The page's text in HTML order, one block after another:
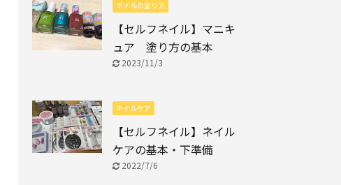
ネイルの塗り方
【セルフネイル】マニキ
ュア 塗り方の基本
2023/11/3
ネイルケア
【セルフネイル】ネイル
ケアの基本・下準備
2022/7/6